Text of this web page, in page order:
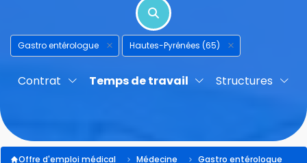
Gastro entérologue Hautes-Pyrénées (65)
Contrat Temps de travail Structures
Offre d'emploi médical Médecine
Gastro entérologue